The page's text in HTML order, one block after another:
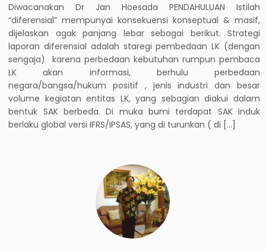
Diwacanakan Dr Jan Hoesada PENDAHULUAN Istilah
“diferensial” mempunyai konsekuensi konseptual & masif,
dijelaskan agak panjang lebar sebagai berikut. Strategi
laporan diferensial adalah staregi pembedaan LK (dengan
sengaja) karena perbedaan kebutuhan rumpun pembaca
LK akan informasi, berhulu perbedaan
negara/bangsa/hukum positif , jenis industri dan besar
volume kegiatan entitas LK, yang sebagian diakui dalam
bentuk SAK berbeda. Di muka bumi terdapat SAK induk
berlaku global versi IFRS/IPSAS, yang di turunkan ( di […]